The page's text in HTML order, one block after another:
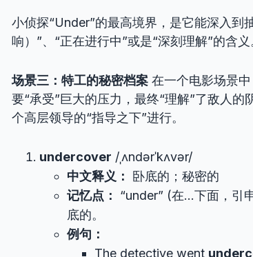
小侦探“Under”的最高境界，是它能深入
响）”、“正在进行中”或是“深刻理解”的含
场景三：特工的秘密档案 在一个电影场景
要“承受”巨大的压力，最终“理解”了敌人
个高层领导的“指导之下”进行。
undercover /ˌʌndərˈkʌvər/
中文释义：
卧底的；秘密的
记忆点：
“under” (在…下面，引
底的。
例句：
The detective went